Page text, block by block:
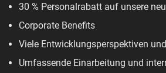
30 % Personalrabatt auf unsere
Corporate Benefits
Viele Entwicklungsperspektiven
Umfassende Einarbeitung und